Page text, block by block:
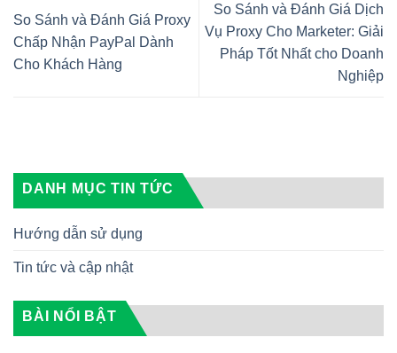
So Sánh và Đánh Giá Proxy
Chấp Nhận PayPal Dành
Cho Khách Hàng
So Sánh và Đánh Giá Dịch
Vụ Proxy Cho Marketer: Giải
Pháp Tốt Nhất cho Doanh
Nghiệp
DANH MỤC TIN TỨC
Hướng dẫn sử dụng
Tin tức và cập nhật
BÀI NỔI BẬT